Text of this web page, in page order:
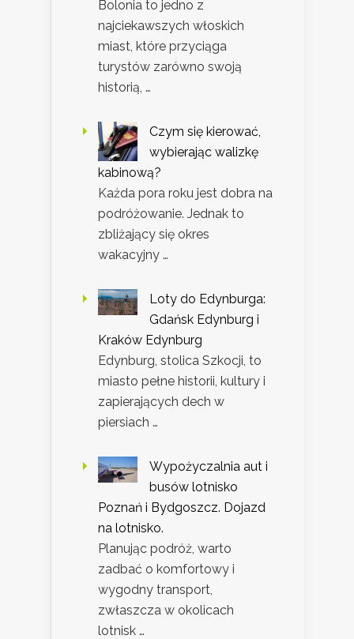
Bolonia to jedno z
najciekawszych włoskich
miast, które przyciąga
turystów zarówno swoją
historią, …
Czym się kierować,
wybierając walizkę
kabinową?
Każda pora roku jest dobra na
podróżowanie. Jednak to
zbliżający się okres
wakacyjny …
Loty do Edynburga:
Gdańsk Edynburg i
Kraków Edynburg
Edynburg, stolica Szkocji, to
miasto pełne historii, kultury i
zapierających dech w
piersiach …
Wypożyczalnia aut i
busów lotnisko
Poznań i Bydgoszcz. Dojazd
na lotnisko.
Planując podróż, warto
zadbać o komfortowy i
wygodny transport,
zwłaszcza w okolicach
lotnisk …